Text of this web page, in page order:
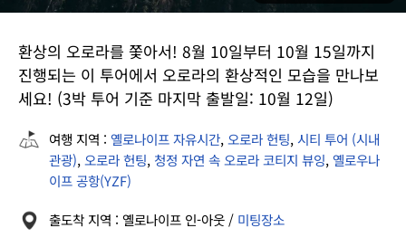
환상의 오로라를 쫓아서! 8월 10일부터 10월 15일까지
진행되는 이 투어에서 오로라의 환상적인 모습을 만나보
세요! (3박 투어 기준 마지막 출발일: 10월 12일)
여행 지역 : 옐로나이프 자유시간, 오로라 헌팅, 시티 투어 (시내
관광), 오로라 헌팅, 청정 자연 속 오로라 코티지 뷰잉, 옐로우나
이프 공항(YZF)
출도착 지역 : 옐로나이프 인-아웃 / 미팅장소